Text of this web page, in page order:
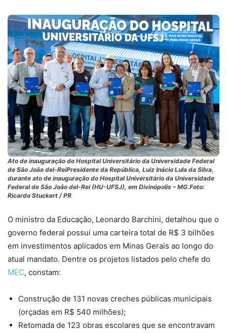
Ato de inauguração do Hospital Universitário da Universidade Federal
de São João del-ReiPresidente da República, Luiz Inácio Lula da Silva,
durante ato de inauguração do Hospital Universitário da Universidade
Federal de São João del-Rei (HU-UFSJ), em Divinópolis – MG.Foto:
Ricardo Stuckert / PR
O ministro da Educação, Leonardo Barchini, detalhou que o
governo federal possui uma carteira total de R$ 3 bilhões
em investimentos aplicados em Minas Gerais ao longo do
atual mandato. Dentre os projetos listados pelo chefe do
MEC, constam:
Construção de 131 novas creches públicas municipais
(orçadas em R$ 540 milhões);
Retomada de 123 obras escolares que se encontravam